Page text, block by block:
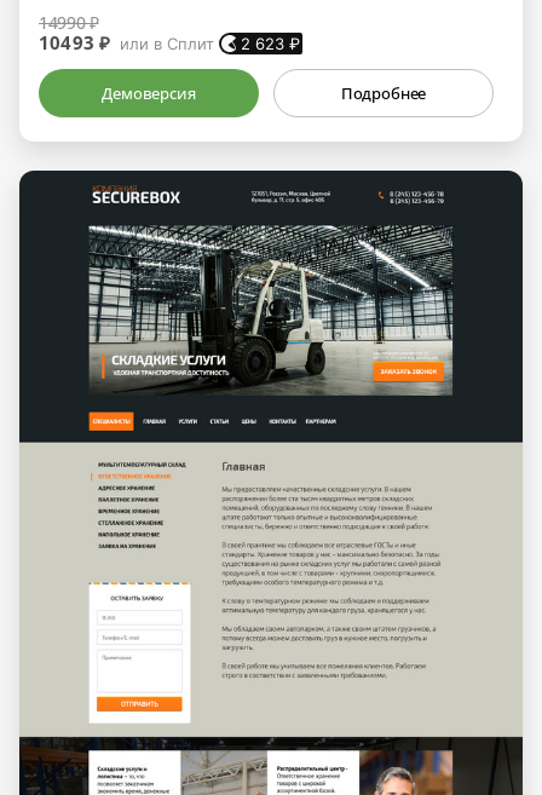
14990 ₽
10493 ₽ или в Сплит 2 623 ₽
Демоверсия Подробнее